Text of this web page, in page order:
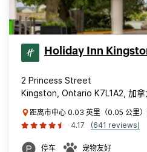
Holiday Inn
2 Princess Street
Kingston, Ontario K7L1A2, 加拿
距离市中心 0.03 英里（0.05 公里
4.17
(641 reviews)
停车 宠物友好